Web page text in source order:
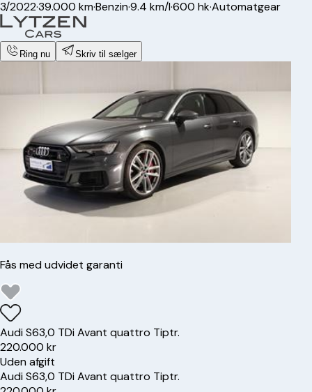
3/2022·39.000 km·Benzin·9.4 km/l·600 hk·Automatgear
Ring nu Skriv til sælger
Fås med udvidet garanti
AudiS63,0 TDi Avant quattro Tiptr.
220.000 kr
Uden afgift
AudiS63,0 TDi Avant quattro Tiptr.